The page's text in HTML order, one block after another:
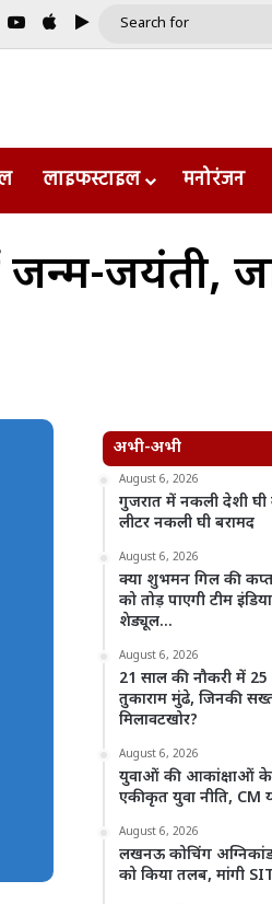
YouTube
AppleGoogle Play
लाइफस्टाइल मनोरंजन
जयंती,
अभी-अभी
August 6, 2026
गुजरात में नकली देशी घी
लीटर नकली घी बरामद
August 6, 2026
क्या शुभमन गिल की
को तोड़ पाएगी टीम
शेड्यूल…
August 6, 2026
21 साल की नौकरी में
तुकाराम मुंढे, जिनकी सख्त
मिलावटखोर?
August 6, 2026
युवाओं की आकांक्षाओं के
एकीकृत युवा नीति, CM
August 6, 2026
लखनऊ कोचिंग अग्निकांड:
को किया तलब, मांगी SIT